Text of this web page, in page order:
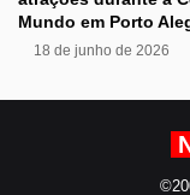
Mundo em Porto
18 de junho de 2026